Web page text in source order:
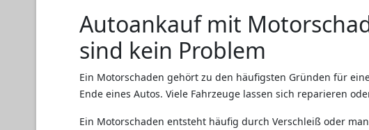
Autoankauf mit
sind kein Problem
Ein Motorschaden gehört zu den häufigsten Gründen für
Ende eines Autos. Viele Fahrzeuge lassen sich reparieren
Ein Motorschaden entsteht häufig durch Verschleiß oder